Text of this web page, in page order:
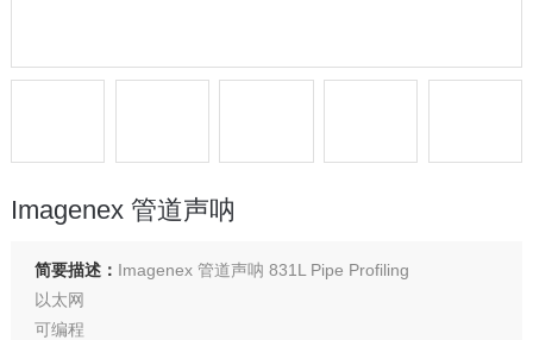
Imagenex 管道声呐
简要描述： Imagenex 管道声呐 831L Pipe Profiling
以太网
可编程